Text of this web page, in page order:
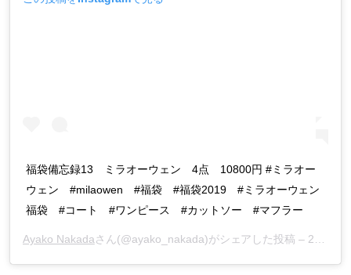
福袋備忘録13 ミラオーウェン 4点 10800円 #ミラオー
ウェン #milaowen #福袋 #福袋2019 #ミラオーウェン
福袋 #コート #ワンピース #カットソー #マフラー
Ayako Nakadaさん(@ayako_nakada)がシェアした投稿 – 2019年 2月月2日午前7時51分PST